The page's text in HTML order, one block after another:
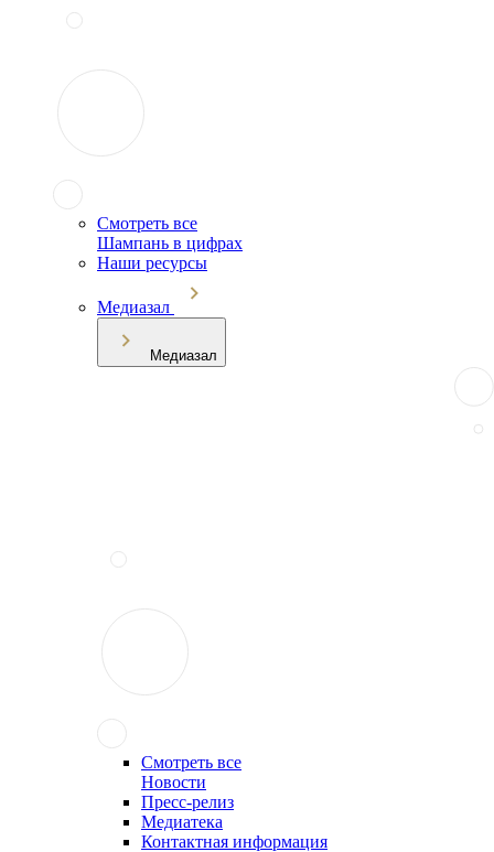
Смотреть все
Шампань в цифрах
Наши ресурсы
Медиазал
Медиазал
Смотреть все
Новости
Пресс-релиз
Медиатека
Контактная информация